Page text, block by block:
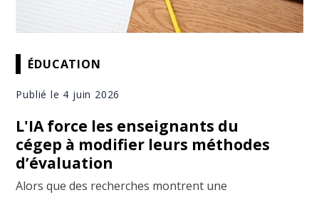
ÉDUCATION
Publié le 4 juin 2026
L'IA force les enseignants du
cégep à modifier leurs méthodes
d’évaluation
Alors que des recherches montrent une